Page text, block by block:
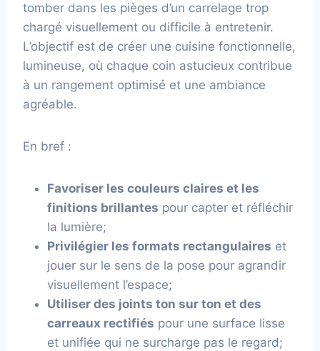
tomber dans les pièges d’un carrelage trop
chargé visuellement ou difficile à entretenir.
L’objectif est de créer une cuisine fonctionnelle,
lumineuse, où chaque coin astucieux contribue
à un rangement optimisé et une ambiance
agréable.
En bref :
Favoriser les couleurs claires et les
finitions brillantes pour capter et réfléchir
la lumière;
Privilégier les formats rectangulaires et
jouer sur le sens de la pose pour agrandir
visuellement l’espace;
Utiliser des joints ton sur ton et des
carreaux rectifiés pour une surface lisse
et unifiée qui ne surcharge pas le regard;